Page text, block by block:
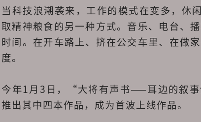
当科技浪潮袭来，工作的模式在变多，
取精神粮食的另一种方式。音乐、电台
时间。在开车路上、挤在公交车里、在做
度。
今年1月3日，“大将有声书——耳边的叙
推出其中四本作品，成为首波上线作品。